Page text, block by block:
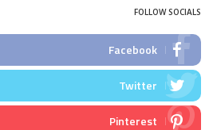
FOLLOW SOCIALS
Facebook
Twitter
Pinterest